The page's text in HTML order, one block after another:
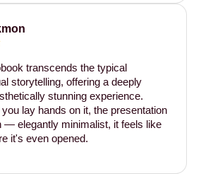
transcends the typical
storytelling, offering a deeply
stunning experience.
lay hands on it, the presentation
— elegantly minimalist, it feels like
it's even opened.